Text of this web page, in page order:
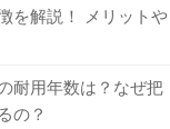
を解説！ メリットや
耐用年数は？なぜ把
の？